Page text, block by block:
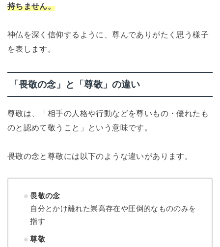
持ちません。
神仏を深く信仰するように、尊んでありがたく思う様子
を表します。
「畏敬の念」と「尊敬」の違い
尊敬は、「相手の人格や行動などを尊いもの・優れたも
のと認めて敬うこと」という意味です。
畏敬の念と尊敬には以下のような違いがあります。
畏敬の念
自分とかけ離れた崇高存在や圧倒的なもののみを
指す
尊敬